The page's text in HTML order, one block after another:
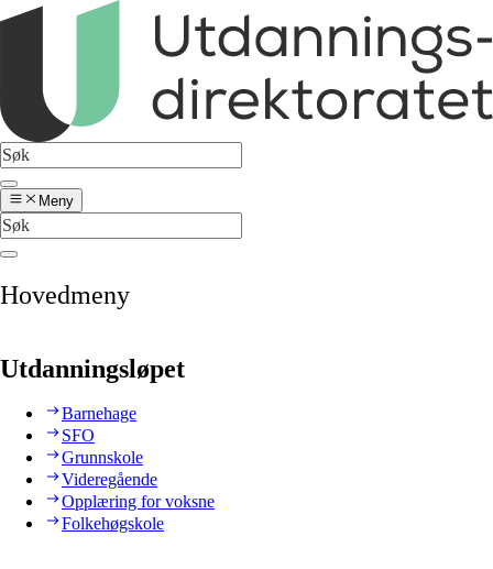
Meny
Hovedmeny
Utdanningsløpet
Barnehage
SFO
Grunnskole
Videregående
Opplæring for voksne
Folkehøgskole